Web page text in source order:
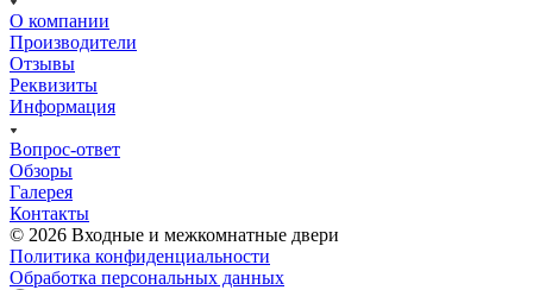
О компании
Производители
Отзывы
Реквизиты
Информация
Вопрос-ответ
Обзоры
Галерея
Контакты
© 2026 Входные и межкомнатные двери
Политика конфиденциальности
Обработка персональных данных